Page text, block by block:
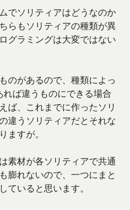
でソリティアはどうなのか
らもソリティアの種類が異
グラミングは大変ではない
のがあるので、種類によっ
れば違うものにできる場合
ば、これまでに作ったソリ
違うソリティアだとそれな
ますが。
素材が各ソリティアで共通
膨れないので、一つにまと
ていると思います。